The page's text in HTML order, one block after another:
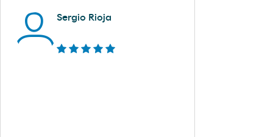
Sergio Rioja